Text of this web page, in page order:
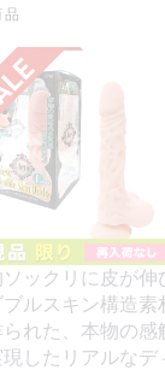
ソックリに皮が伸
ブルスキン構造素
られた、本物の感
現したリアルなデ